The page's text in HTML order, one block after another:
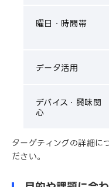
曜日・時間帯
データ活用
デバイス・興味関
心
ターゲティングの詳細に
ださい。